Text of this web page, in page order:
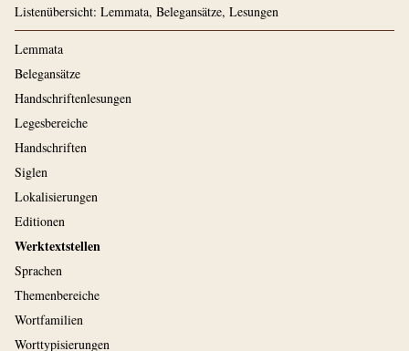
Listenübersicht: Lemmata, Belegansätze, Lesungen
Lemmata
Belegansätze
Handschriftenlesungen
Legesbereiche
Handschriften
Siglen
Lokalisierungen
Editionen
Werktextstellen
Sprachen
Themenbereiche
Wortfamilien
Worttypisierungen